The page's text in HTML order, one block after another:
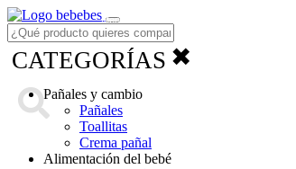
Menú
CATEGORÍAS ✖
Pañales y cambio
Pañales
Toallitas
Crema pañal
Alimentación del bebé